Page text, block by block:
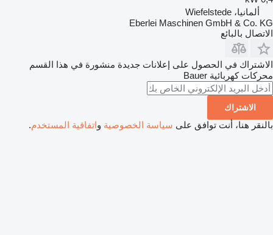
ألمانيا، Wiefelstede
Eberlei Maschinen GmbH & Co. KG
الاتصال بالبائع
الاشتراك في الحصول على إعلانات جديدة منشورة في هذا القسم
محركات كهربائية Bauer
الاشتراك
بالنقر هنا، أنت توافق على سياسة الخصوصية واتفاقية المستخدم.